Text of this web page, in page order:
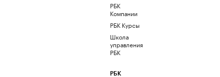
РБК
Компании
РБК Курсы
Школа
управления
РБК
РБК